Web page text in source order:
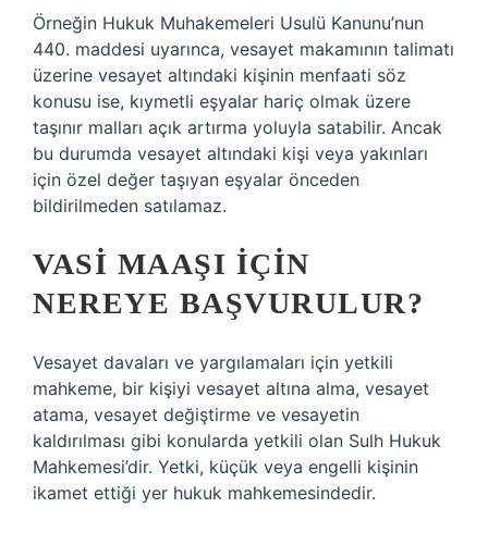
Örneğin Hukuk Muhakemeleri Usulü Kanunu’nun
440. maddesi uyarınca, vesayet makamının talimatı
üzerine vesayet altındaki kişinin menfaati söz
konusu ise, kıymetli eşyalar hariç olmak üzere
taşınır malları açık artırma yoluyla satabilir. Ancak
bu durumda vesayet altındaki kişi veya yakınları
için özel değer taşıyan eşyalar önceden
bildirilmeden satılamaz.
VASI MAAŞI IÇIN
NEREYE BAŞVURULUR?
Vesayet davaları ve yargılamaları için yetkili
mahkeme, bir kişiyi vesayet altına alma, vesayet
atama, vesayet değiştirme ve vesayetin
kaldırılması gibi konularda yetkili olan Sulh Hukuk
Mahkemesi’dir. Yetki, küçük veya engelli kişinin
ikamet ettiği yer hukuk mahkemesindedir.